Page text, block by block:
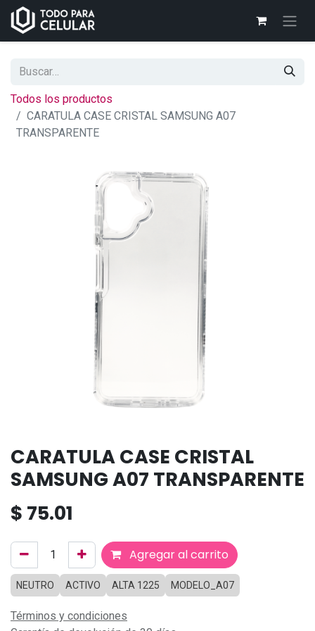
Todos los productos
CARATULA CASE CRISTAL SAMSUNG A07
TRANSPARENTE
CARATULA CASE CRISTAL
SAMSUNG A07 TRANSPARENTE
$ 75.01
Agregar al carrito
NEUTRO ACTIVO ALTA 1225 MODELO_A07
Términos y condiciones